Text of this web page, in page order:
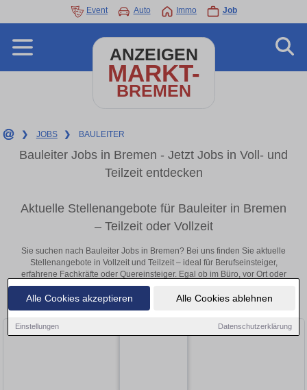
Alle Cookies akzeptieren Alle Cookies ablehnen
Einstellungen Datenschutzerklärung
Event Auto Immo Job
ANZEIGEN
MARKT-
BREMEN
❯ JOBS ❯ BAULEITER
Bauleiter Jobs in Bremen - Jetzt Jobs in Voll- und
Teilzeit entdecken
Aktuelle Stellenangebote für Bauleiter in Bremen
– Teilzeit oder Vollzeit
Sie suchen nach Bauleiter Jobs in Bremen? Bei uns finden Sie aktuelle
Stellenangebote in Vollzeit und Teilzeit – ideal für Berufseinsteiger,
erfahrene Fachkräfte oder Quereinsteiger. Egal ob im Büro, vor Ort oder
remote: Entdecken Sie jetzt neue Chancen in Ihrer Region und
bewerben Sie sich direkt auf passende Bauleiter-Stellen in Bremen!